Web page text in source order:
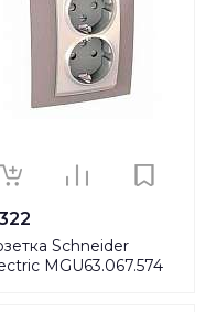
Schneider
MGU63.067.574